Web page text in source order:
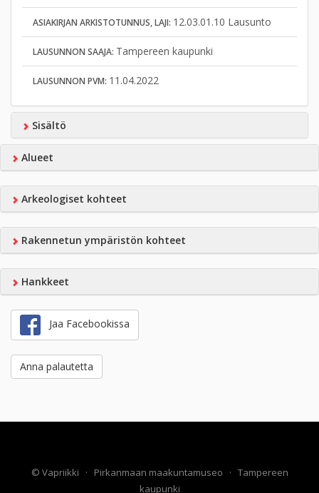
ASIAKIRJAN ARKISTOTUNNUS, LAJI: 12.03.01.10 Lausunto
LAUSUNNON SAAJA: Tampereen kaupunki
LAUSUNNON PVM: 11.04.2022
Sisältö
Alueet
Arkeologiset kohteet
Rakennetun ympäristön kohteet
Hankkeet
Jaa Facebookissa
Anna palautetta
© Vapriikki · Pirkanmaan maakuntamuseo · Tampereen
kaupunki